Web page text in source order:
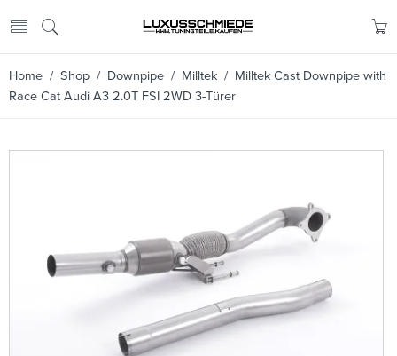
Home / Shop / Downpipe / Milltek / Milltek Cast Downpipe with
Race Cat Audi A3 2.0T FSI 2WD 3-Türer